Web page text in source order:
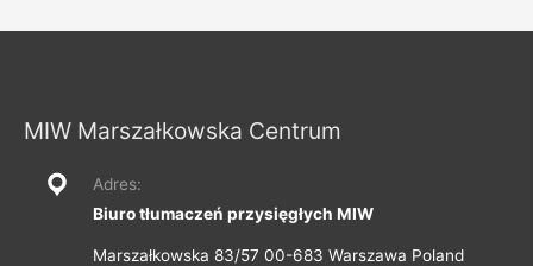
MIW Marszałkowska Centrum
Adres:
Biuro tłumaczeń przysięgłych MIW
Marszałkowska 83/57 00-683 Warszawa Poland